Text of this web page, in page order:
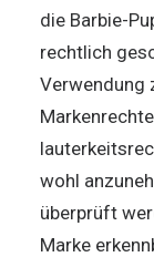
die Barbie-
rechtlich
Verwendung
wohl
überprüft
Marke